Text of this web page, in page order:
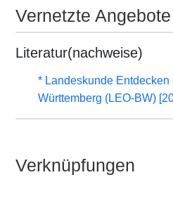
Vernetzte Angebote
Literatur(nachweise)
* Landeskunde Entdecken
Württemberg (LEO-BW)
Verknüpfungen